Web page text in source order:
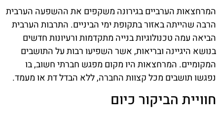
המרחצאות הערביים בגירונה משקפים את ההשפעה הערבית
הרבה שהייתה באזור בתקופת ימי הביניים. התרבות הערבית
הביאה עמה טכנולוגיות בנייה מתקדמות ורעיונות חדשים
בנושא היגיינה ובריאות, אשר השפיעו רבות על התושבים
המקומיים. המרחצאות היו מקום מפגש חברתי חשוב, בו
נפגשו תושבים מכל קצוות החברה, ללא הבדל דת או מעמד.
חוויית הביקור כיום